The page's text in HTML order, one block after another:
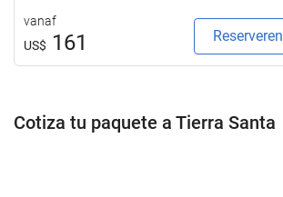
vanaf
US$ 161 Reserveren
Cotiza tu paquete a Tierra Santa